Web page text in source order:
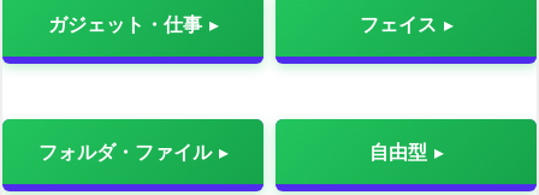
ガジェット・仕事 フェイス
フォルダ・ファイル 自由型